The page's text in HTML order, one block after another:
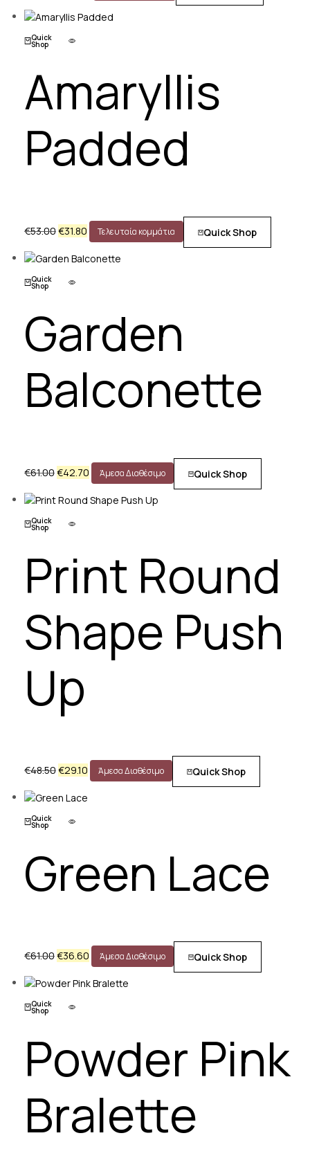
Quick
Shop
Amaryllis
Padded
€53.00€31.80 Τελευταία κομμάτια Quick Shop
Quick
Shop
Garden
Balconette
€61.00€42.70 Άμεσα Διαθέσιμο Quick Shop
Quick
Shop
Print Round
Shape Push
Up
€48.50€29.10 Άμεσα Διαθέσιμο Quick Shop
Quick
Shop
Green Lace
€61.00€36.60 Άμεσα Διαθέσιμο Quick Shop
Quick
Shop
Powder Pink
Bralette